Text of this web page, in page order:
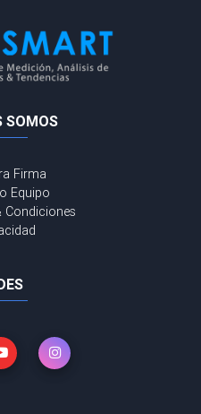
SOMOS
Firma
Equipo
Condiciones